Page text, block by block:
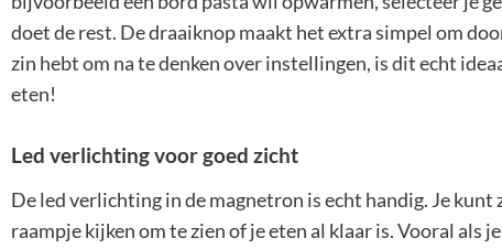
doet de rest. De draaiknop maakt het extra simpel om
zin hebt om na te denken over instellingen, is dit echt
eten!
Led verlichting voor goed zicht
De led verlichting in de magnetron is echt handig. Je
raampje kijken om te zien of je eten al klaar is. Vooral als